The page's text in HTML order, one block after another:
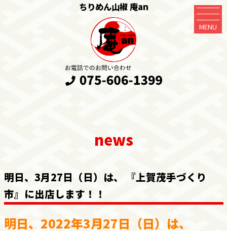
MENU
ちりめん山椒 庵an
明日、3月27日（日）は、 『上賀茂手づくり
市』に出店します！！
明日、2022年3月27日（日）は、